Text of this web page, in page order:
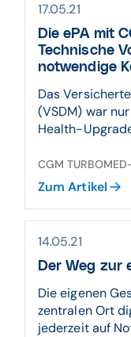
17.05.21
Die ePA mit
Technische
notwendige
Das
(VSDM) war
Health-
CGM
Zum Artikel
14.05.21
Der Weg zur
Die eigenen
zentralen Ort
jederzeit auf